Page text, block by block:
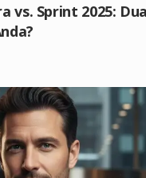
vs. Sprint 2025: